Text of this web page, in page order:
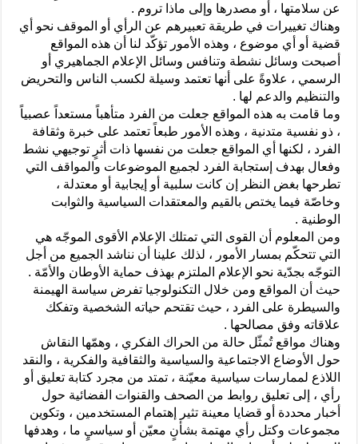
عن سلامتها ، أو مصدرها وإلى ماذا تروم .
وهناك تغييرات في طريقة تعبيرهم عن الرأي أو الموقف نحو أي
قضية أو أي موضوع ، وهذه الأمور تؤكّد لنا أن هذه المواقع
أصبحت وسائل نشطة وتنافس وسائل الإعلام الجماهيري أو
الرسمي ، علاوةً على أنها تعتمد وسيلة لكسب الناس والتحريض
والتنظيم والدعم لها .
وما قامت به هذه المواقع جعلت من الفرد متأهباً مستعداً عصبياً
، ذو نفسية متدنية ، وهذه الأمور طبعاً تعتمد على خبرة وثقافة
الفرد ، لكنها أي المواقع جعلت من نفسها ذات أثرٍ توجيهي نشط
وفعال بهدف إستجابة الفرد لجميع الموضوعات والمواقف التي
تطرحها بغض النظر إن كانت سلبية أو إيجابية أو معتدلة ،
وخاصّة فيما يختص بالقيم والمعتقدات السياسية والثوابت
الوطنية .
ومن المعلوم أن القوى التي تمتلك الإعلام الأقوى الموجّه هي
التي تتحكّم بمسار الأمور ، لذلك علينا أن نناشد الجميع من أجل
التوجّه بجدّية نحو الإعلام الملتزم بهذف حماية الأوطان والأمّة .
حيث أن المواقع ومن خلال التكنولوجيا تفرض سياسة الهيمنة
والسيطرة على الفرد ، حيث تقتحم حياته الشخصية وتفكك
علاقاته وفق مصالحها .
وهناك مواقع تُمثّل حالة من الحراك الفكري ، وهمّها النقاش
حول الأوضاع الاجتماعية والسياسية والثقافية والفكرية ، والنقد
اللاذع لممارسات سياسية معيّنة ، تمتد من مجرد كتابة تعليق أو
رأي ، إلى تعليق روابط من الصحف والقنوات الفضائية حول
أخبار محددة أو قضايا معينة تثير إهتمام المستخدمين ، وتكوين
مجموعات وكتل رأي مهتمة بشأنٍ معيّن أو سياسيٍ ما ، وهدفها